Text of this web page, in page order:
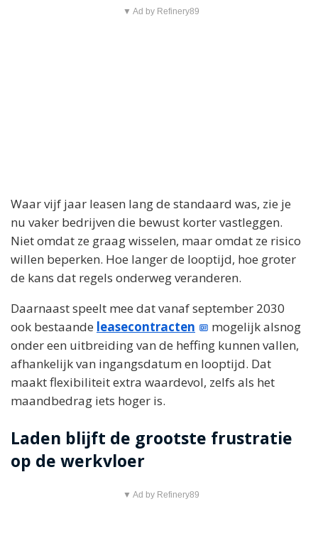
▼ Ad by Refinery89
Waar vijf jaar leasen lang de standaard was, zie je
nu vaker bedrijven die bewust korter vastleggen.
Niet omdat ze graag wisselen, maar omdat ze risico
willen beperken. Hoe langer de looptijd, hoe groter
de kans dat regels onderweg veranderen.
Daarnaast speelt mee dat vanaf september 2030
ook bestaande leasecontracten
mogelijk alsnog
onder een uitbreiding van de heffing kunnen vallen,
afhankelijk van ingangsdatum en looptijd. Dat
maakt flexibiliteit extra waardevol, zelfs als het
maandbedrag iets hoger is.
Laden blijft de grootste frustratie
op de werkvloer
▼ Ad by Refinery89